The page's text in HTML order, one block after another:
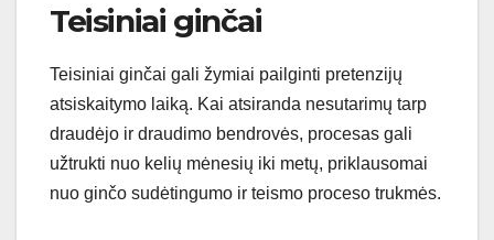
Teisiniai ginčai
Teisiniai ginčai gali žymiai pailginti pretenzijų
atsiskaitymo laiką. Kai atsiranda nesutarimų tarp
draudėjo ir draudimo bendrovės, procesas gali
užtrukti nuo kelių mėnesių iki metų, priklausomai
nuo ginčo sudėtingumo ir teismo proceso trukmės.